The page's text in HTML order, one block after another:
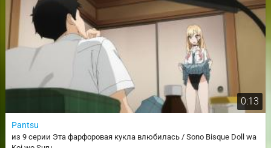
0:13
Pantsu
из 9 серии Эта фарфоровая кукла влюбилась / Sono Bisque Doll wa